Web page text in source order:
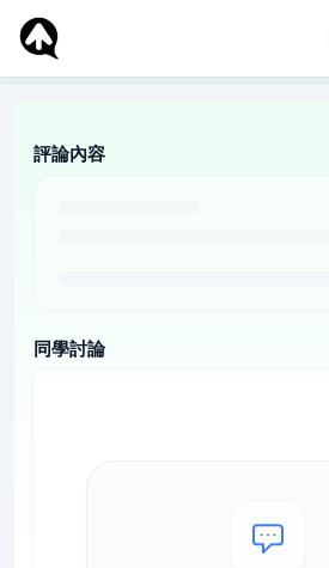
評論內容
同學討論